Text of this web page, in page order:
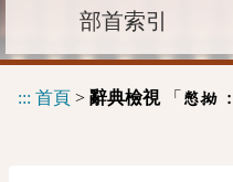
部首索引
::: 首頁 > 辭典檢視「 憋拗 :